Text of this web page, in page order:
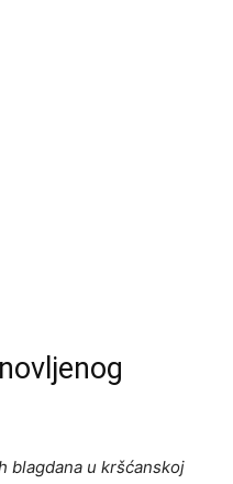
blagdana u kršćanskoj